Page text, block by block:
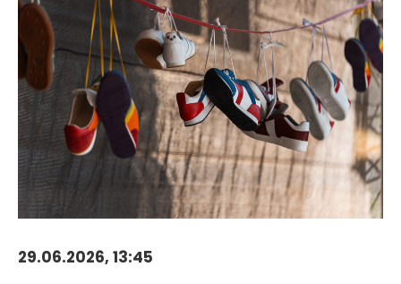
29.06.2026, 13:45